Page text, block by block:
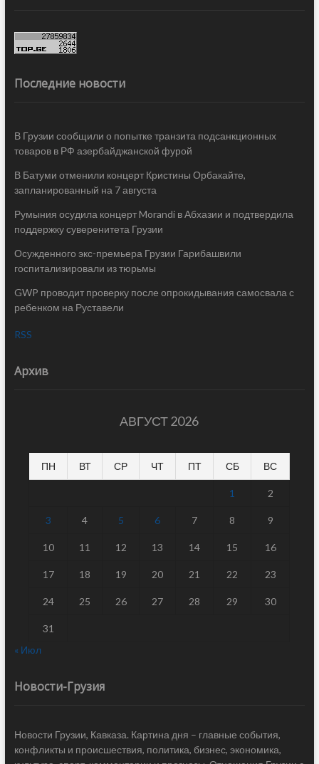
Последние новости
В Грузии сообщили о попытке транзита подсанкционных
товаров в РФ азербайджанской фурой
В Батуми отменили концерт Кристины Орбакайте,
запланированный на 7 августа
Румыния осудила концерт Morandi в Абхазии и подтвердила
поддержку суверенитета Грузии
Осужденного экс-премьера Грузии Гарибашвили
госпитализировали из тюрьмы
GWP проводит проверку после опрокидывания самосвала с
ребенком на Руставели
RSS
Архив
АВГУСТ 2026
ПН ВТ СР ЧТ ПТ СБ ВС
1 2
3 4 5 6 7 8 9
10 11 12 13 14 15 16
17 18 19 20 21 22 23
24 25 26 27 28 29 30
31
« Июл
Новости-Грузия
Новости Грузии, Кавказа. Картина дня – главные события,
конфликты и происшествия, политика, бизнес, экономика,